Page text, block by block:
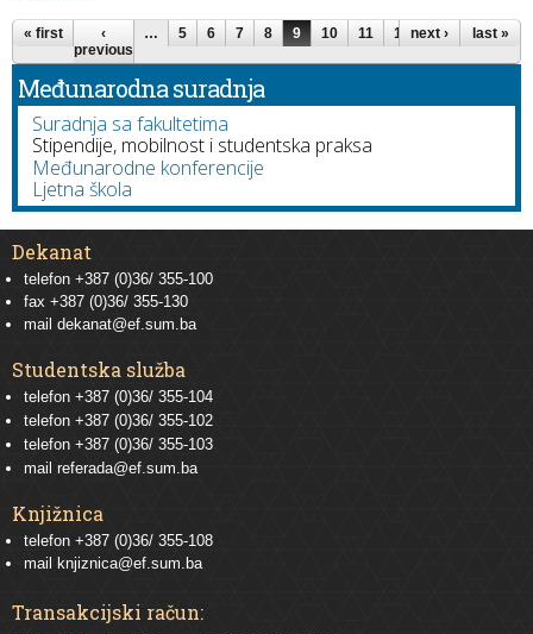
Pages
« first
‹
previous
… 5 6 7 8 9 10 11 12 13 …
next › last »
Međunarodna suradnja
Suradnja sa fakultetima
Stipendije, mobilnost i studentska praksa
Međunarodne konferencije
Ljetna škola
Dekanat
telefon +387 (0)36/ 355-100
fax +387 (0)36/ 355-130
mail dekanat@ef.sum.ba
Studentska služba
telefon +387 (0)36/ 355-104
telefon +387 (0)36/ 355-102
telefon +387 (0)36/ 355-103
mail referada@ef.sum.ba
Knjižnica
telefon +387 (0)36/ 355-108
mail
knjiznica@ef.sum.ba
Transakcijski račun: